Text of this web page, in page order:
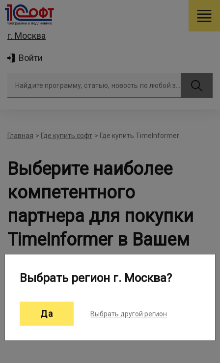
г. Москва
Войти
Главная > Где купить софт > Где купить TimeInformer
Выберите наиболее
компетентного
партнера для покупки
TimeInformer в Вашем
Выбрать регион г. Москва?
Да Выбрать другой регион